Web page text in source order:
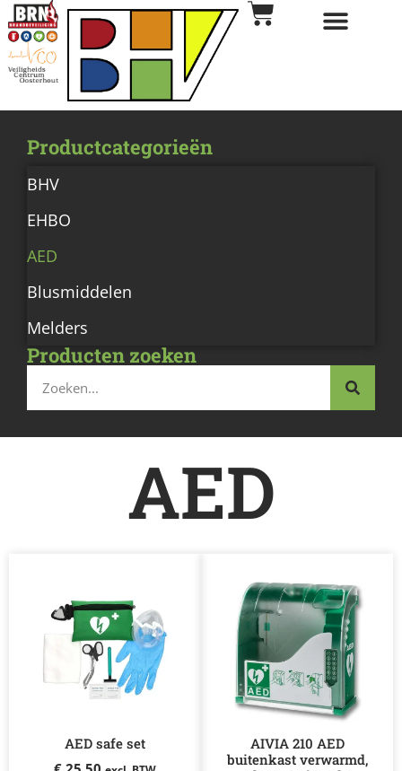
Productcategorieën
BHV
EHBO
AED
Blusmiddelen
Melders
Producten zoeken
AED
AED safe set
AIVIA 210 AED
buitenkast verwarmd,